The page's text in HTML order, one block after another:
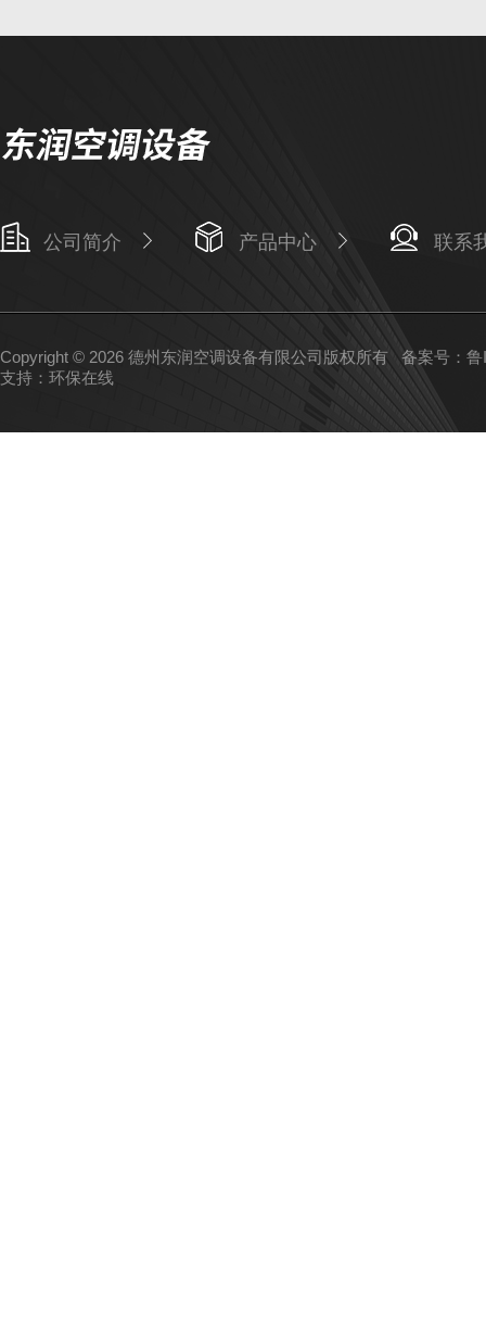
公司简介 产品中心 联系
Copyright © 2026 德州东润空调设备有限公司版权所有备案号：
支持： 环保在线